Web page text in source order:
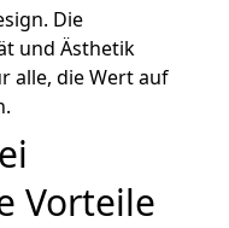
Die
und Ästhetik
alle, die Wert auf
Vorteile